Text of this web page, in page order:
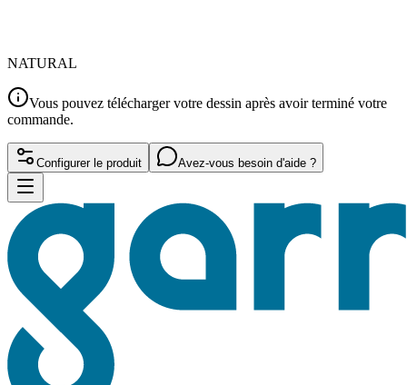
NATURAL
Vous pouvez télécharger votre dessin après avoir terminé votre
commande.
Configurer le produit Avez-vous besoin d'aide ?